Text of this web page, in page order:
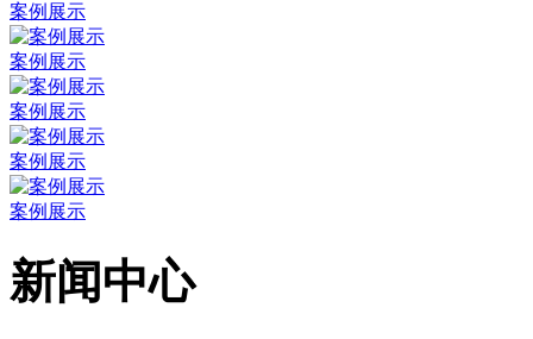
案例展示
案例展示
案例展示
案例展示
案例展示
新闻中心